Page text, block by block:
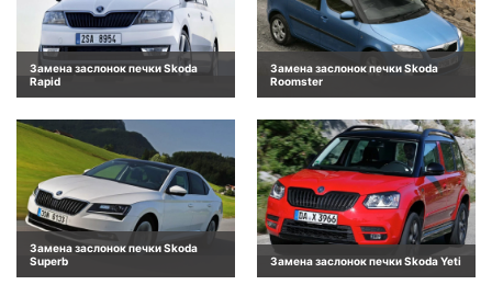
Замена заслонок печки Skoda
Rapid
Замена заслонок печки Skoda
Roomster
Замена заслонок печки Skoda
Superb
Замена заслонок печки Skoda Yeti